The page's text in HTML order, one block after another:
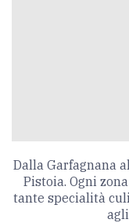
Dalla Garfagnana
Pistoia. Ogni
tante specialità